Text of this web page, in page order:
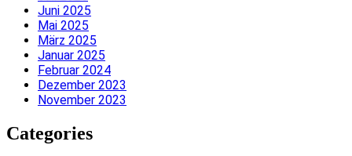
Juni 2025
Mai 2025
März 2025
Januar 2025
Februar 2024
Dezember 2023
November 2023
Categories